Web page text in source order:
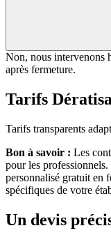
Non, nous intervenons
après fermeture.
Tarifs
Tarifs transparents
Bon à savoir : Les
pour les
personnalisé gratuit en
spécifiques de votre
Un devis